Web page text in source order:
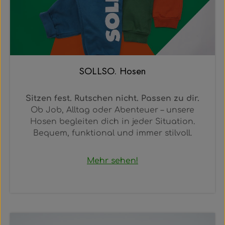
SOLLSO. Hosen
Sitzen fest. Rutschen nicht. Passen zu dir.
Ob Job, Alltag oder Abenteuer – unsere
Hosen begleiten dich in jeder Situation.
Bequem, funktional und immer stilvoll.
Mehr sehen!